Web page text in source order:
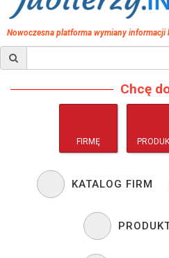
Nowoczesna platforma wymiany informacji
Chcę
FIRMĘ
KATALOG FIRM